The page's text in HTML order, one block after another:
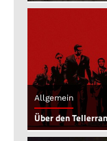
Allgemein
Über den